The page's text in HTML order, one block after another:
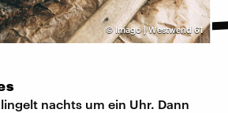
©Imago | Westwend 61
nachts um ein Uhr. Dann